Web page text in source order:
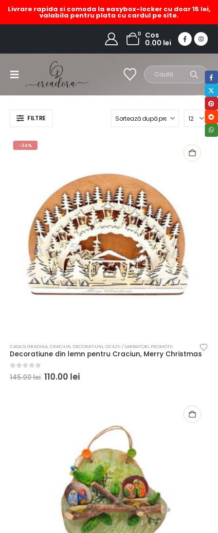
Livrare rapida si comoda la easybox-locker cu doar 15 lei,
valabila pentru plata cu cardul pe site.
0
Cos
0.00 lei
FILTRE
-24%
CASA SI GRADINA,CRACIUN, DECORATIUNI,OCAZII / SARBATORI, PROMOTII
Decoratiune din lemn pentru Craciun, Merry Christmas
0 out of 5
145.00lei 110.00 lei